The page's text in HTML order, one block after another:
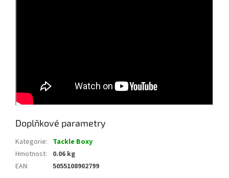
Doplňkové parametry
Kategorie: Tackle Boxy
Hmotnost:
0.06 kg
EAN: 5055108902799